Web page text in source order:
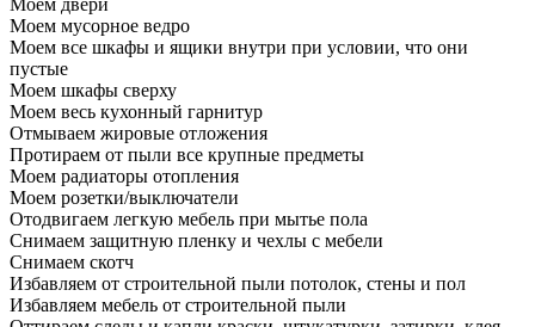
Моем двери
Моем мусорное ведро
Моем все шкафы и ящики внутри при условии, что они
пустые
Моем шкафы сверху
Моем весь кухонный гарнитур
Отмываем жировые отложения
Протираем от пыли все крупные предметы
Моем радиаторы отопления
Моем розетки/выключатели
Отодвигаем легкую мебель при мытье пола
Снимаем защитную пленку и чехлы с мебели
Снимаем скотч
Избавляем от строительной пыли потолок, стены и пол
Избавляем мебель от строительной пыли